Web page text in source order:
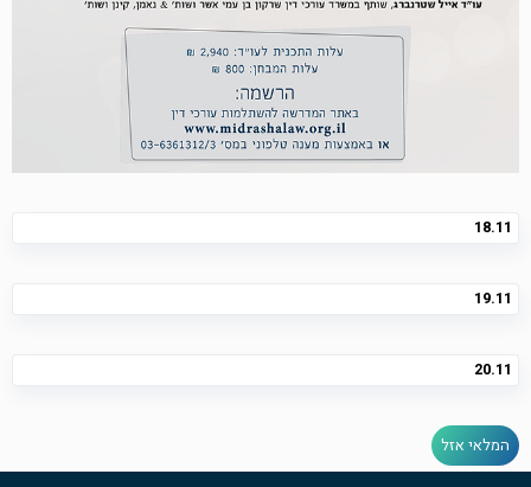
18.11
19.11
20.11
המלאי אזל